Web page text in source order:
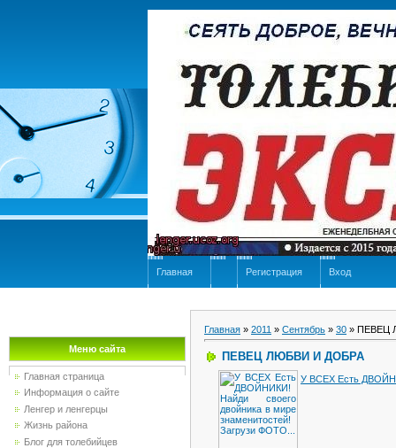
Главная Регистрация Вход
Меню сайта
Главная страница
Информация о сайте
Ленгер и ленгерцы
Жизнь района
Блог для толебийцев
Главная » 2011 » Сентябрь » 30 » ПЕВЕЦ
ПЕВЕЦ ЛЮБВИ И ДОБРА
У ВСЕХ Есть